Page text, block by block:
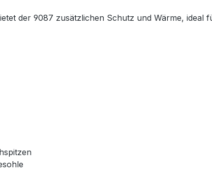
der 9087 zusätzlichen Schutz und Wärme, ideal